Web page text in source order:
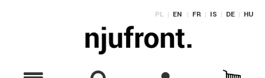
PL | EN | FR | IS | DE | HU